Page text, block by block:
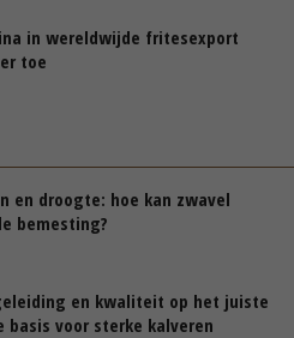
in wereldwijde fritesexport
toe
en droogte: hoe kan zwavel
bemesting?
en kwaliteit op het juiste
basis voor sterke kalveren